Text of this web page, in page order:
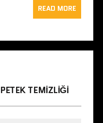
READ MORE
TEMIZLIĞI